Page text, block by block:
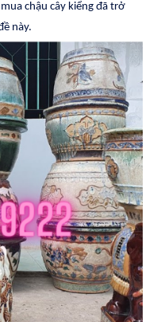
chậu cây kiểng đã trở
này.